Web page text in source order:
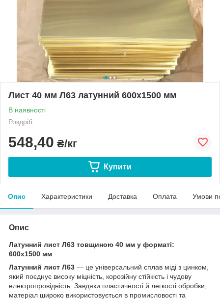
Лист 40 мм Л63 латунний 600х1500 мм
В наявності
Роздріб
548,40 ₴/кг
Купити
Опис Характеристики Доставка Оплата Умови
Опис
Латунний лист Л63 товщиною 40 мм у форматі:
600х1500 мм
Латунний лист Л63 — це універсальний сплав міді з цинком,
який поєднує високу міцність, корозійну стійкість і чудову
електропровідність. Завдяки пластичності й легкості обробки,
матеріал широко використовується в промисловості та